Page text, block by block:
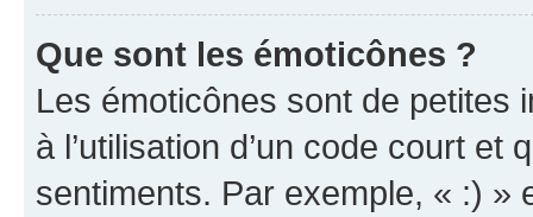
Que sont les émoticônes ?
Les émoticônes sont de petites
à l’utilisation d’un code court et
sentiments. Par exemple, « :) »